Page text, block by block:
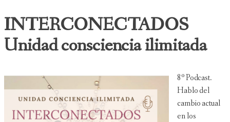
INTERCONECTADOS
Unidad consciencia ilimitada
8º Podcast.
Hablo del
cambio actual
en los